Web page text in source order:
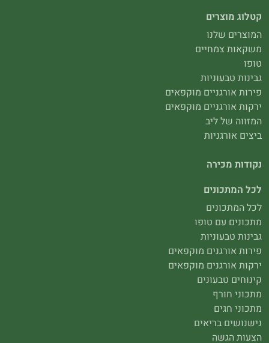
קטלוג מוצרים
המוצרים שלנו
משקאות צמחיים
טופו
גבינות טבעוניות
פירות אורגניים מוקפאים
ירקות אורגניים מוקפאים
המזווה של ליב
ביצים אורגניות
נקודות מכירה
לכל המתכונים
לכל המתכונים
מתכונים עם טופו
גבינות טבעוניות
פירות אורגנים מוקפאים
ירקות אורגנים מוקפאים
קינוחים טבעונים
מתכוני חורף
מתכוני חגים
נישנושים בריאים
הצעות הגשה